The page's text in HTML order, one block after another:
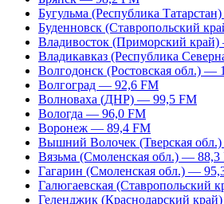
Бугульма (Республика
Буденновск (Ставропольский
Владивосток (Приморский
Владикавказ (Республика
Волгодонск (Ростовская обл.) —
Волгоград — 92,6 FM
Волноваха (ДНР) — 99,5 FM
Вологда — 96,0 FM
Воронеж — 89,4 FM
Вышний Волочек (Тверская
Вязьма (Смоленская обл.) — 88,3
Гагарин (Смоленская обл.) —
Галюгаевская (Ставропольский
Геленджик (Краснодарский